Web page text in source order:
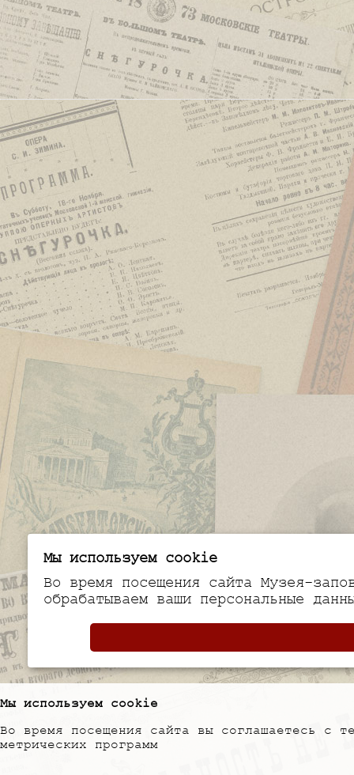
Мы используем cookie
Во время посещения сайта вы соглашаетесь с
метрических программ
Мы используем cookie
Во время посещения сайта Музея-
обрабатываем ваши персональные